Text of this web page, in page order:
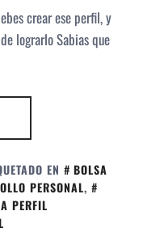
crear ese perfil, y
lograrlo Sabias que
EN
BOLSA
PERSONAL,
PERFIL